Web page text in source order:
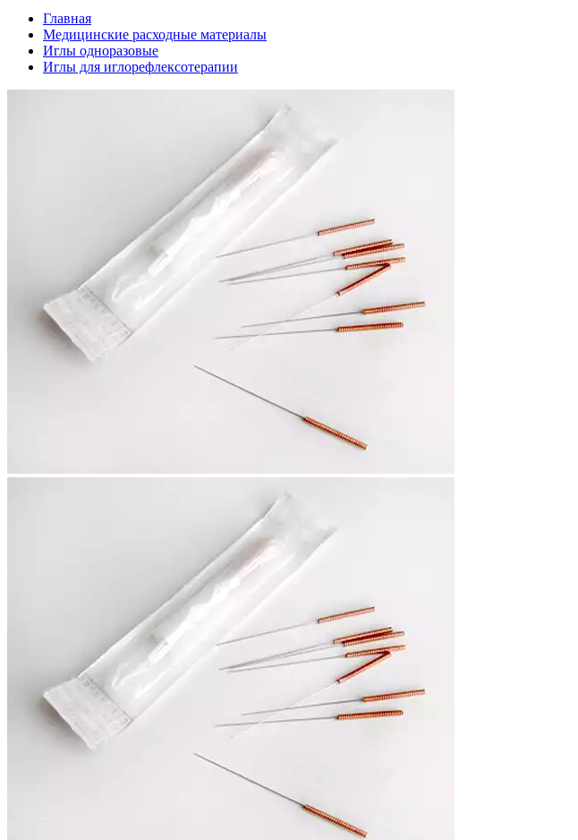
Главная
Медицинские расходные материалы
Иглы одноразовые
Иглы для иглорефлексотерапии